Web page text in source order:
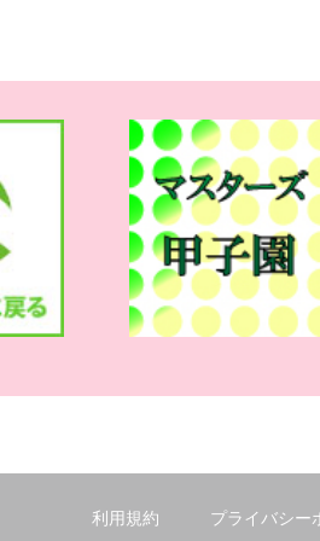
利用規約 プライバシー